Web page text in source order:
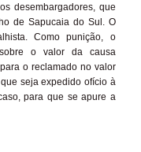
desembargadores, que
de Sapucaia do Sul. O
Como punição, o
o valor da causa
o reclamado no valor
seja expedido ofício à
para que se apure a